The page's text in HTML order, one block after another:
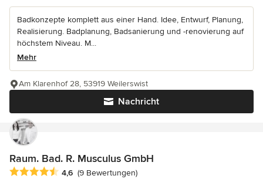
Badkonzepte komplett aus einer Hand. Idee, Entwurf, Planung,
Realisierung. Badplanung, Badsanierung und -renovierung auf
höchstem Niveau. M...
Mehr
Nachricht
Am Klarenhof 28, 53919 Weilerswist
Raum. Bad. R. Musculus GmbH
Durchschnittliche Bewertung: 4.6 von 5 Sternen
4,6 (9 Bewertungen)